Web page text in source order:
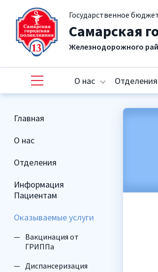
Государственное
Самарская
Железнодорожного
О нас Отделения
Главная
О нас
Отделения
Информация
Пациентам
Оказываемые услуги
Вакцинация от
ГРИППа
Диспансеризация